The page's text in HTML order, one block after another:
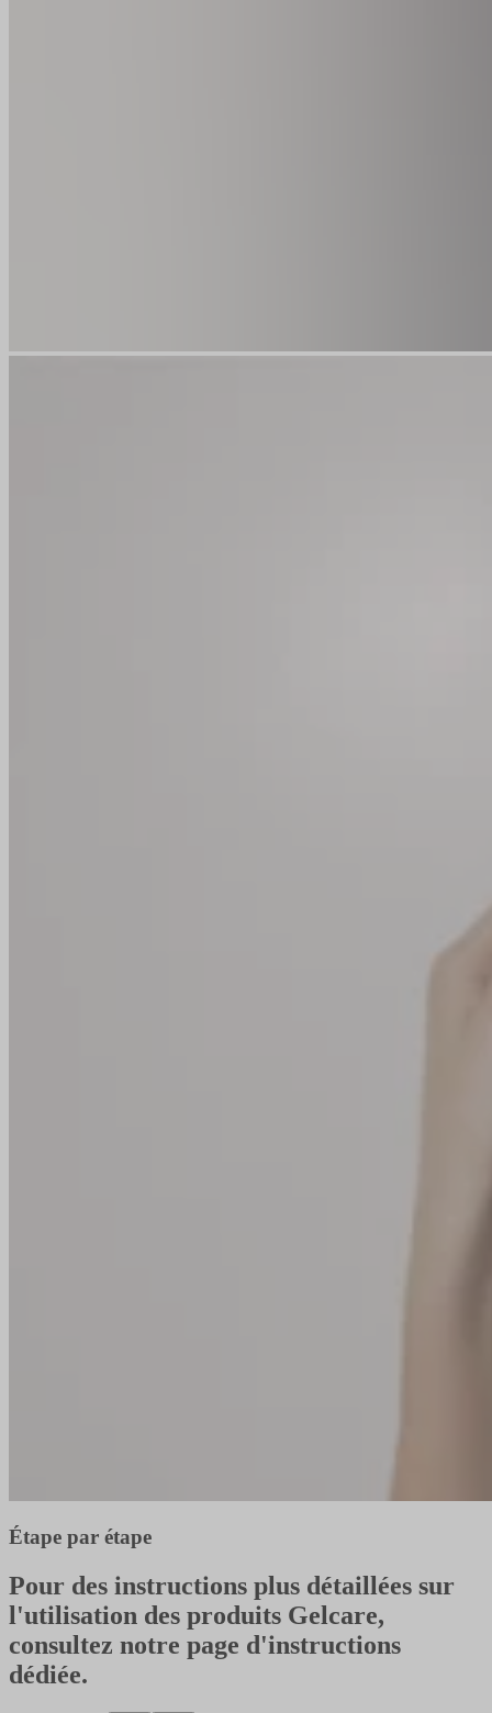
Étape par étape
Pour des instructions plus détaillées sur
l'utilisation des produits Gelcare,
consultez notre page d'instructions
dédiée.